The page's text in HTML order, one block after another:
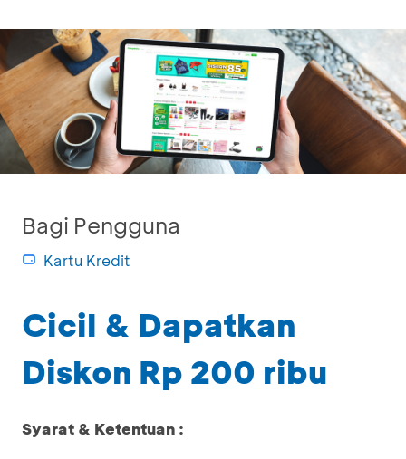
Bagi Pengguna
Kartu Kredit
Cicil & Dapatkan
Diskon Rp 200 ribu
Syarat & Ketentuan :